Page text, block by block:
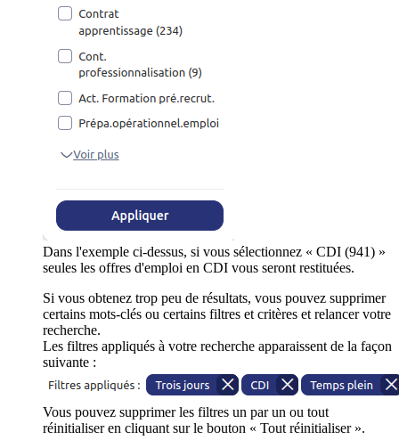
Dans l'exemple ci-dessus, si vous sélectionnez « CDI (941) »
seules les offres d'emploi en CDI vous seront restituées.
Si vous obtenez trop peu de résultats, vous pouvez supprimer
certains mots-clés ou certains filtres et critères et relancer votre
recherche.
Les filtres appliqués à votre recherche apparaissent de la façon
suivante :
Vous pouvez supprimer les filtres un par un ou tout
réinitialiser en cliquant sur le bouton « Tout réinitialiser ».